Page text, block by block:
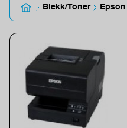
Blekk/Toner Epson